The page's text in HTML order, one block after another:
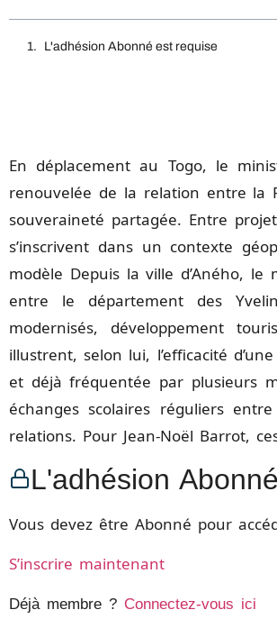
L'adhésion Abonné est requise
En déplacement au Togo, le
renouvelée de la relation entre la
souveraineté partagée. Entre
s’inscrivent dans un contexte
modèle Depuis la ville d’Aného,
entre le département des
modernisés, développement
illustrent, selon lui, l’efficacité
et déjà fréquentée par plusieurs
échanges scolaires réguliers
relations. Pour Jean-Noël Barrot,
L'adhésion
Vous devez être Abonné pour
S’inscrire maintenant
Déjà membre ? Connectez-vous ici